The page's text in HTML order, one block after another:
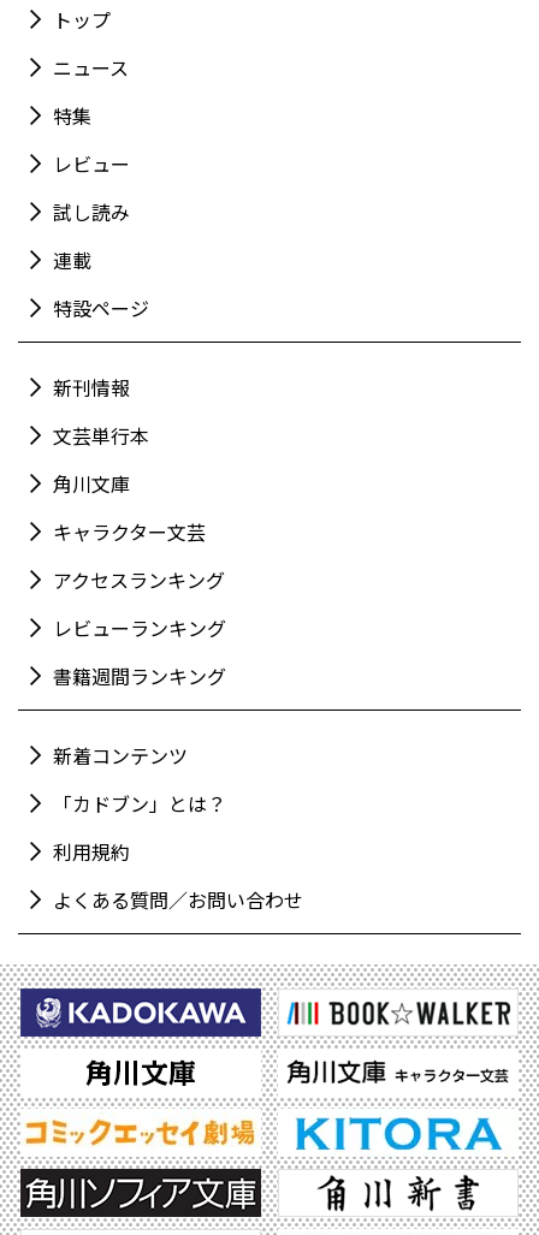
トップ
ニュース
特集
レビュー
試し読み
連載
特設ページ
新刊情報
文芸単行本
角川文庫
キャラクター文芸
アクセスランキング
レビューランキング
書籍週間ランキング
新着コンテンツ
「カドブン」とは？
利用規約
よくある質問／お問い合わせ